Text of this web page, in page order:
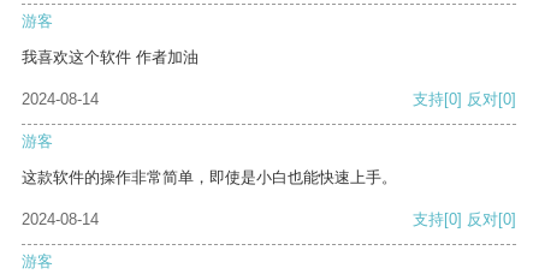
游客
我喜欢这个软件 作者加油
2024-08-14 支持[0] 反对[0]
游客
这款软件的操作非常简单，即使是小白也能快速上手。
2024-08-14 支持[0] 反对[0]
游客